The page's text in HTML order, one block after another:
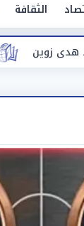
الثقافة
زوين